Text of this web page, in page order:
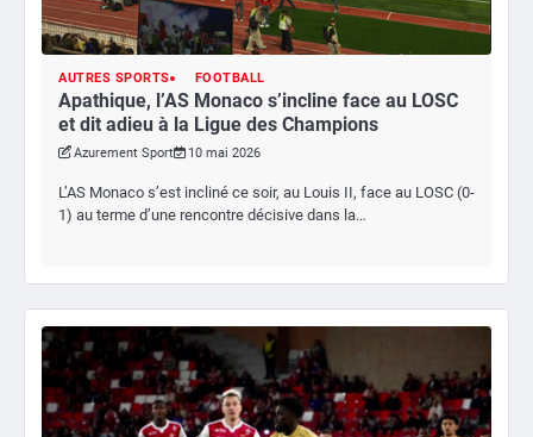
AUTRES SPORTS FOOTBALL
Apathique, l’AS Monaco s’incline face au LOSC
et dit adieu à la Ligue des Champions
Azurement Sport 10 mai 2026
L’AS Monaco s’est incliné ce soir, au Louis II, face au LOSC (0-
1) au terme d’une rencontre décisive dans la…